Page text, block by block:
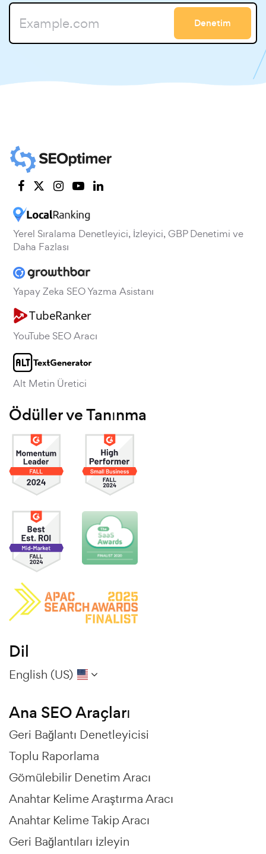
Denetim
Yerel Sıralama Denetleyici, İzleyici, GBP Denetimi ve
Daha Fazlası
Yapay Zeka SEO Yazma Asistanı
YouTube SEO Aracı
Alt Metin Üretici
Ödüller ve Tanınma
Dil
English (US)
Ana SEO Araçları
Geri Bağlantı Denetleyicisi
Toplu Raporlama
Gömülebilir Denetim Aracı
Anahtar Kelime Araştırma Aracı
Anahtar Kelime Takip Aracı
Geri Bağlantıları İzleyin